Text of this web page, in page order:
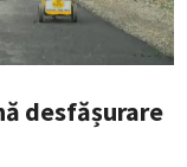
desfășurare